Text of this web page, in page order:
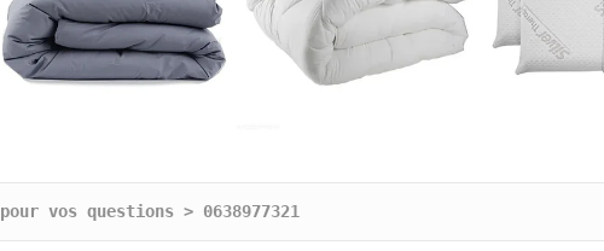
pour vos questions > 0638977321